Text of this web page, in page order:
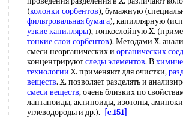
(колонки сорбентов), бумажную
фильтровальная бумага), капиллярную
узкие капилляры), тонкослойную X.
тонкие слои сорбентов). Методами X.
смеси неорганических и органических
концентрируютследы элементов. В
технологииX. применяют для очистки,
веществ. X. позволяет разделять и
смеси веществ, очень близких по
лантаноиды, актиноиды, изотопы,
углеводороды и др.).
[c.151]